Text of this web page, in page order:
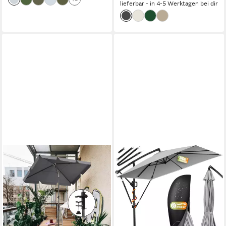
lieferbar - in 4-5 Werktagen bei dir